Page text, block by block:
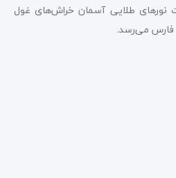
نورهای طلایی آسمان خراش‌های غول
فارس می‌رسد.